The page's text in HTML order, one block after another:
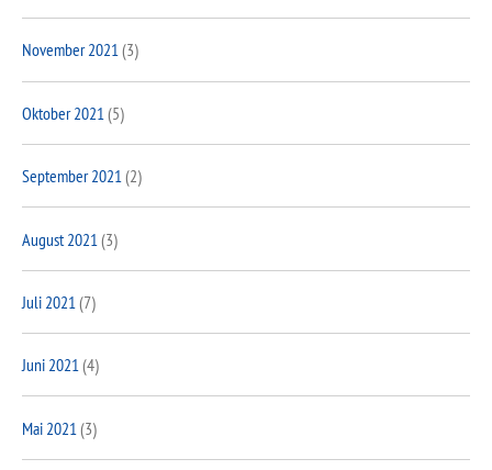
November 2021(3)
Oktober 2021 (5)
September 2021(2)
August 2021 (3)
Juli 2021 (7)
Juni 2021(4)
Mai 2021 (3)